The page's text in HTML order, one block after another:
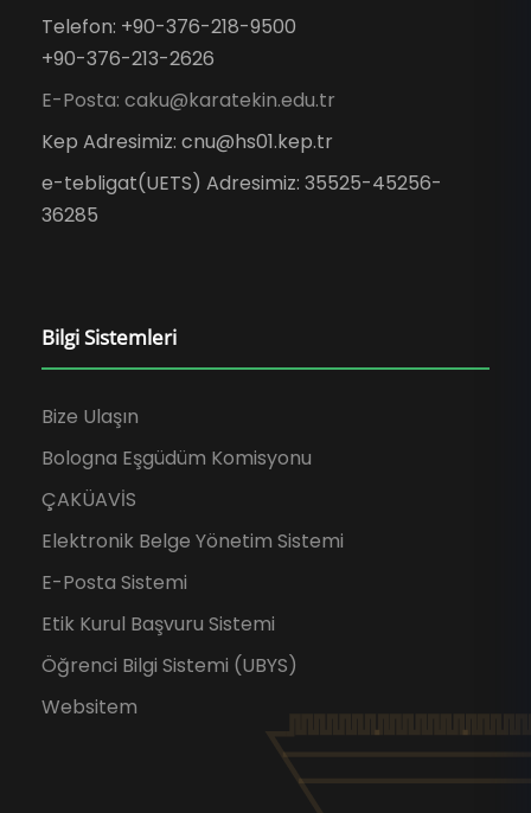
Telefon: +90-376-218-9500
+90-376-213-2626
E-Posta: caku@karatekin.edu.tr
Kep Adresimiz: cnu@hs01.kep.tr
e-tebligat(UETS) Adresimiz: 35525-45256-
36285
Bilgi Sistemleri
Bize Ulaşın
Bologna Eşgüdüm Komisyonu
ÇAKÜAVİS
Elektronik Belge Yönetim Sistemi
E-Posta Sistemi
Etik Kurul Başvuru Sistemi
Öğrenci Bilgi Sistemi (UBYS)
Websitem